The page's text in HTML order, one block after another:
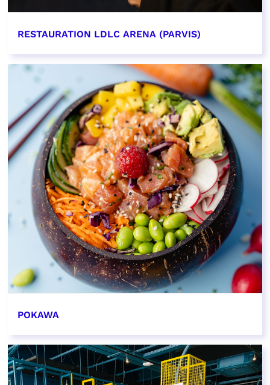
RESTAURATION LDLC ARENA (PARVIS)
EN SAVOIR PLUS
POKAWA
EN SAVOIR PLUS